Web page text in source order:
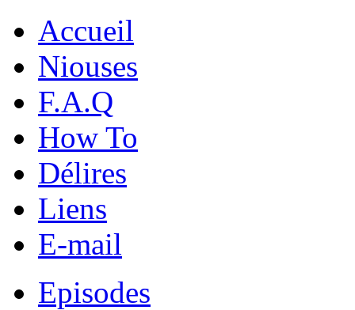
Accueil
Niouses
F.A.Q
How To
Délires
Liens
E-mail
Episodes